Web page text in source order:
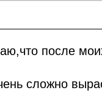
после
сложно